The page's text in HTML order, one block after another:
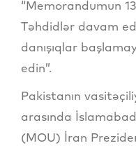
“Memorandumun
Təhdidlər davam
danışıqlar
edin”.
Pakistanın
arasında
(MOU) İran